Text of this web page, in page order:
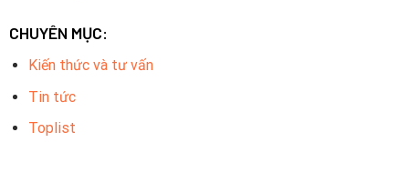
CHUYÊN MỤC:
Kiến thức và tư vấn
Tin tức
Toplist